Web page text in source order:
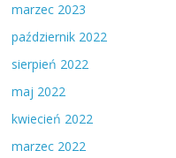
marzec 2023
październik 2022
sierpień 2022
maj 2022
kwiecień 2022
marzec 2022